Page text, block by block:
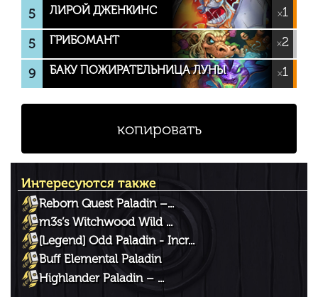
5 ЛИРОЙ ДЖЕНКИНС ×1
5 ГРИБОМАНТ ×2
9 БАКУ ПОЖИРАТЕЛЬНИЦА ЛУНЫ ×1
копировать
Интересуются также
Reborn Quest Paladin –...
m3s’s Witchwood Wild ...
[Legend] Odd Paladin - Incr...
Buff Elemental Paladin
Highlander Paladin – ...